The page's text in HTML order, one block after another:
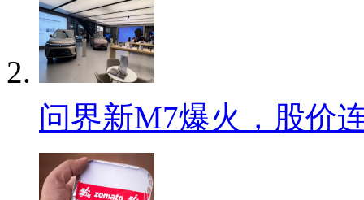
问界新M7爆火，股价